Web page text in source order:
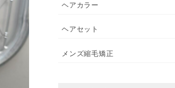
ヘアカラー
ヘアセット
メンズ縮毛矯正